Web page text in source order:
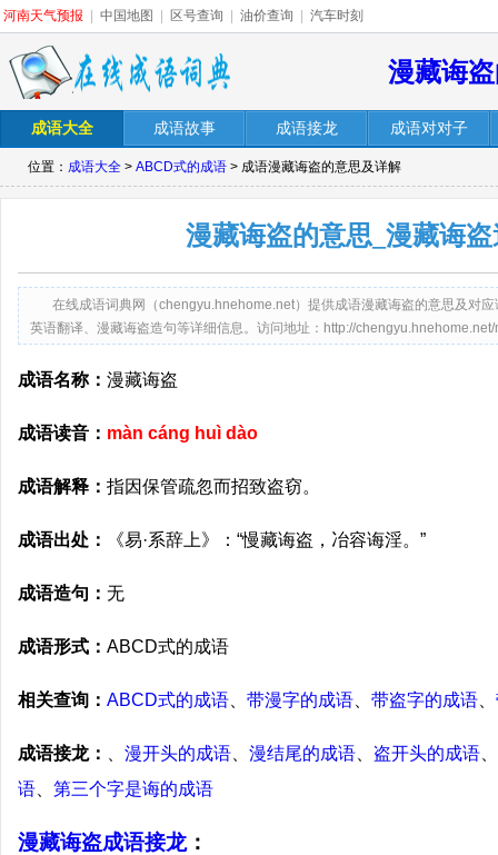
河南天气预报 中国地图 区号查询 油价查询 汽车时刻
漫藏诲
成语大全 成语故事 成语接龙 成语对对子
位置： 成语大全 > ABCD式的成语 > 成语漫藏诲盗的意思及详解
漫藏诲盗的意思_漫藏诲
在线成语词典网（chengyu.hnehome.net）提供成语漫藏诲盗的意思及对
英语翻译、漫藏诲盗造句等详细信息。访问地址：http://
成语名称： 漫藏诲盗
成语读音： màn cáng huì dào
成语解释： 指因保管疏忽而招致盗窃。
成语出处： 《易·系辞上》：“慢藏诲盗，冶容诲淫。”
成语造句： 无
成语形式： ABCD式的成语
相关查询： ABCD式的成语 带漫字的成语 带盗字的成语
成语接龙： 漫开头的成语 漫结尾的成语 盗开头的成语
语
第三个字是诲的成语
漫藏诲盗成语接龙：